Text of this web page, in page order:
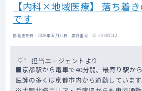
【内科×地域医療】 落ち着
です
掲載更新日 : 2026年07月31日 案件番号 : 25-JX305512
担当エージェントより
■京都駅から電車で40分弱。最寄り駅から
医師の多くは京都市内から通勤しています